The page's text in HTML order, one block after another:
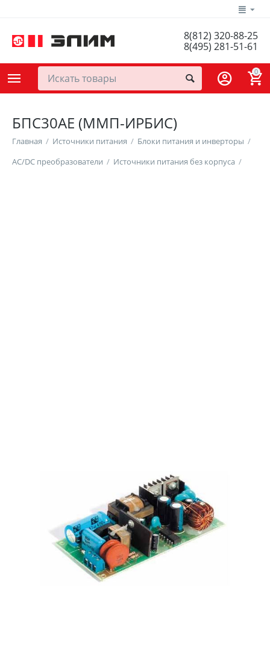
8(812) 320-88-25
8(495) 281-51-61
0
БПС30АЕ (ММП-ИРБИС)
Главная / Источники питания / Блоки питания и инверторы /
AC/DC преобразователи / Источники питания без корпуса /